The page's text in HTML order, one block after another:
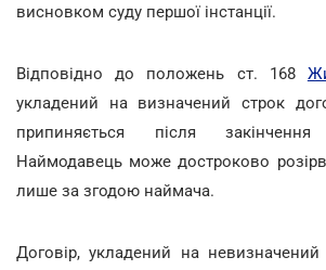
висновком суду першої інстанції.
Відповідно до положень ст. 168
укладений на визначений строк
припиняється після
Наймодавець може достроково
лише за згодою наймача.
Договір, укладений на